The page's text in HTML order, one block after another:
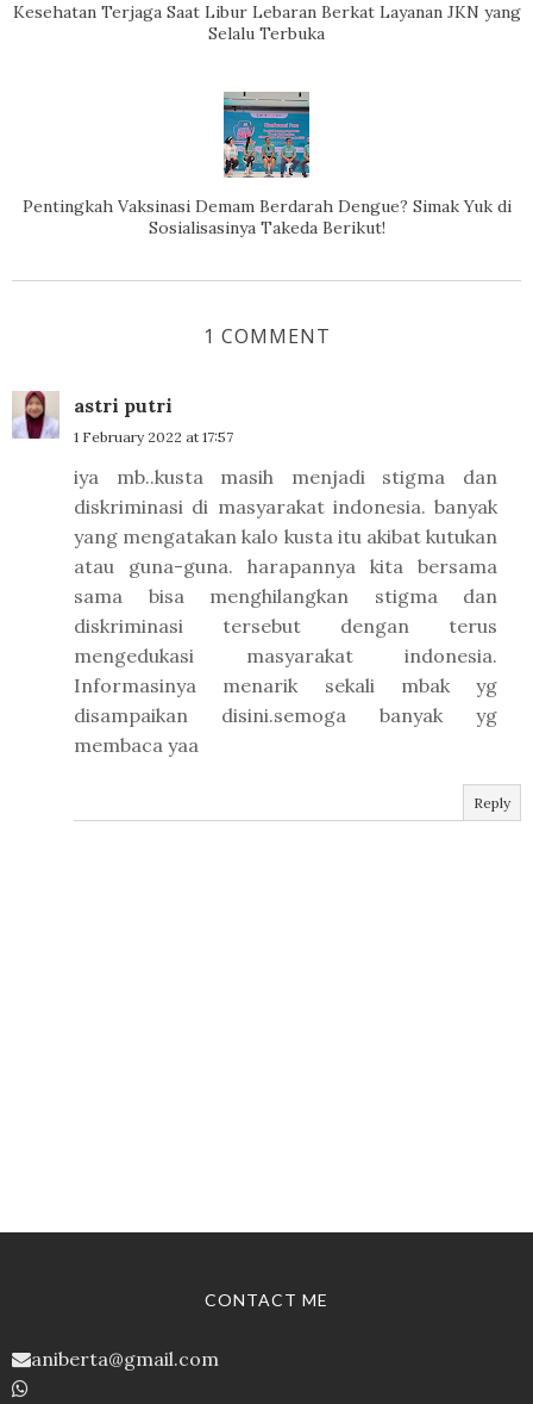
Kesehatan Terjaga Saat Libur Lebaran Berkat Layanan JKN yang
Selalu Terbuka
Pentingkah Vaksinasi Demam Berdarah Dengue? Simak Yuk di
Sosialisasinya Takeda Berikut!
1 COMMENT
astri putri
1 February 2022 at 17:57
iya mb..kusta masih menjadi stigma dan
diskriminasi di masyarakat indonesia. banyak
yang mengatakan kalo kusta itu akibat kutukan
atau guna-guna. harapannya kita bersama
sama bisa menghilangkan stigma dan
diskriminasi tersebut dengan terus
mengedukasi masyarakat indonesia.
Informasinya menarik sekali mbak yg
disampaikan disini.semoga banyak yg
membaca yaa
Reply
CONTACT ME
aniberta@gmail.com